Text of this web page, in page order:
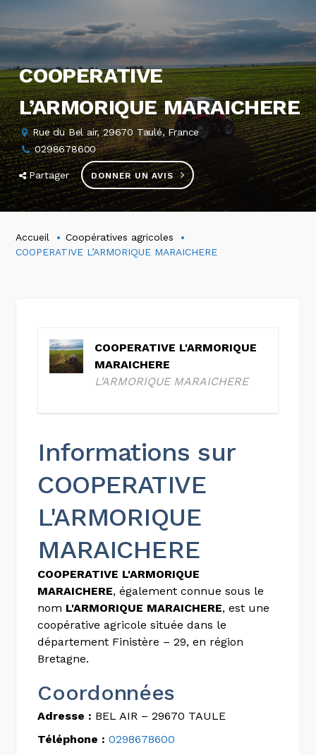
COOPERATIVE
L’ARMORIQUE MARAICHERE
Rue du Bel air, 29670 Taulé, France
0298678600
Partager DONNER UN AVIS
Accueil
Coopératives agricoles
COOPERATIVE L’ARMORIQUE MARAICHERE
COOPERATIVE L'ARMORIQUE
MARAICHERE
L'ARMORIQUE MARAICHERE
Informations sur
COOPERATIVE
L'ARMORIQUE
MARAICHERE
COOPERATIVE L'ARMORIQUE
MARAICHERE, également connue sous le
nom L'ARMORIQUE MARAICHERE, est une
coopérative agricole située dans le
département Finistère – 29, en région
Bretagne.
Coordonnées
Adresse : BEL AIR – 29670 TAULE
Téléphone : 0298678600